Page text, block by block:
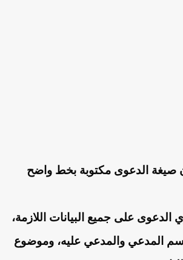
صيغة الدعوى مكتوبة بخط واضح
على جميع البيانات اللازمة،
المدعي والمدعي عليه، وموضوع